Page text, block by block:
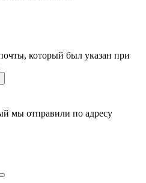
который был указан при
мы отправили по адресу